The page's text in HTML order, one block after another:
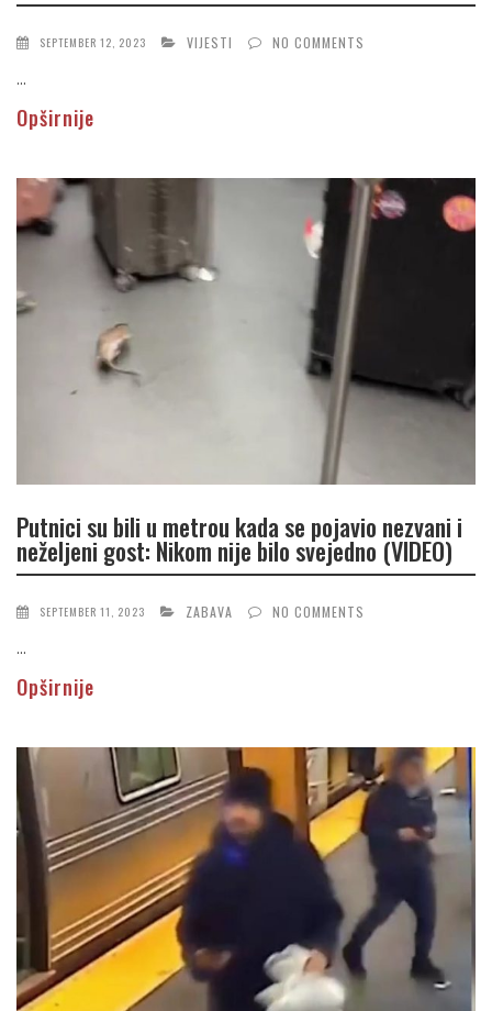
SEPTEMBER 12, 2023 VIJESTI NO COMMENTS
...
Opširnije
Putnici su bili u metrou kada se pojavio nezvani i
neželjeni gost: Nikom nije bilo svejedno (VIDEO)
SEPTEMBER 11, 2023 ZABAVA NO COMMENTS
...
Opširnije